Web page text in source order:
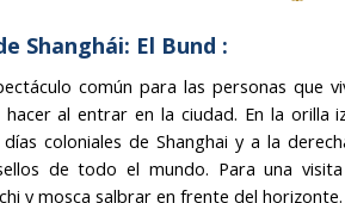
Shanghái: El Bund :
común para las personas que
al entrar en la ciudad. En la orilla
coloniales de Shanghai y a la
de todo el mundo. Para una
y mosca salbrar en frente del horizonte.